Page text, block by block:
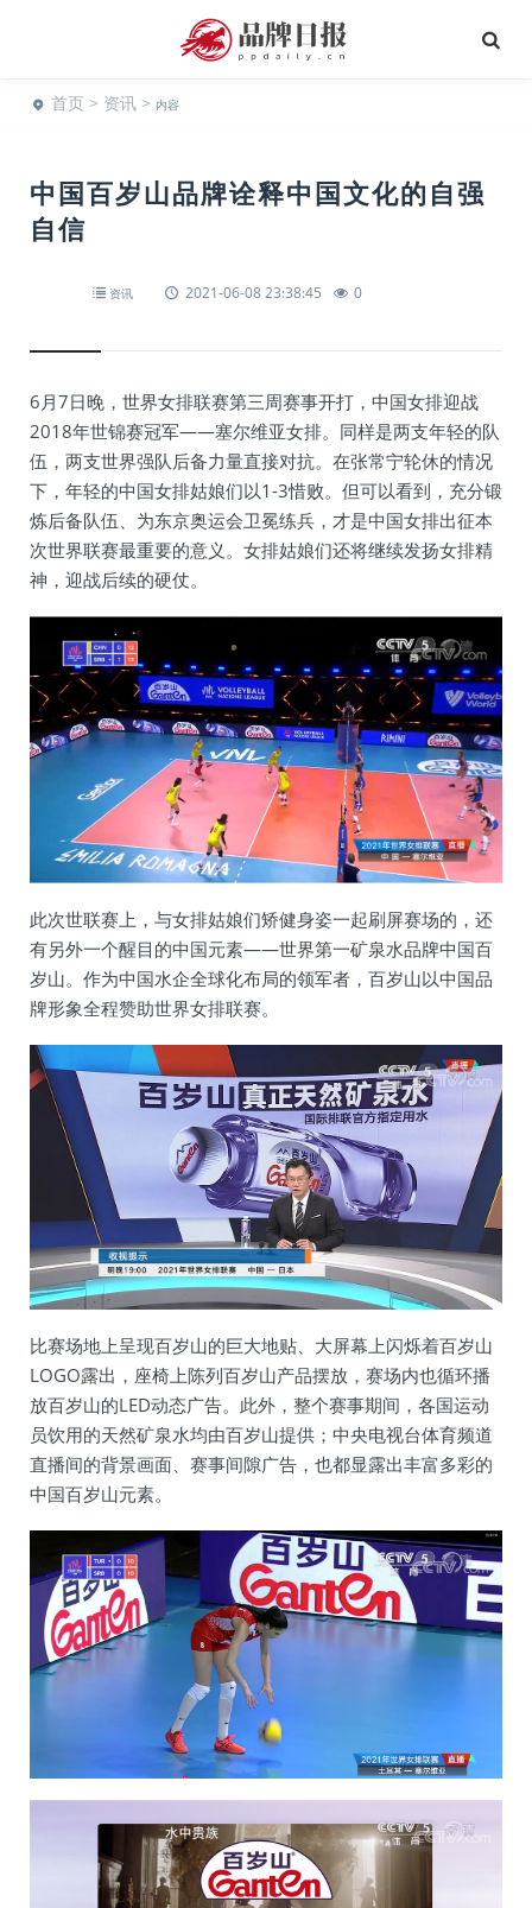
首页 > 资讯 > 内容
中国百岁山品牌诠释中国文化的自强
自信
资讯 2021-06-08 23:38:45 0
6月7日晚，世界女排联赛第三周赛事开打，中国女排迎战
2018年世锦赛冠军——塞尔维亚女排。同样是两支年轻的队
伍，两支世界强队后备力量直接对抗。在张常宁轮休的情况
下，年轻的中国女排姑娘们以1-3惜败。但可以看到，充分锻
炼后备队伍、为东京奥运会卫冕练兵，才是中国女排出征本
次世界联赛最重要的意义。女排姑娘们还将继续发扬女排精
神，迎战后续的硬仗。
此次世联赛上，与女排姑娘们矫健身姿一起刷屏赛场的，还
有另外一个醒目的中国元素——世界第一矿泉水品牌中国百
岁山。作为中国水企全球化布局的领军者，百岁山以中国品
牌形象全程赞助世界女排联赛。
比赛场地上呈现百岁山的巨大地贴、大屏幕上闪烁着百岁山
LOGO露出，座椅上陈列百岁山产品摆放，赛场内也循环播
放百岁山的LED动态广告。此外，整个赛事期间，各国运动
员饮用的天然矿泉水均由百岁山提供；中央电视台体育频道
直播间的背景画面、赛事间隙广告，也都显露出丰富多彩的
中国百岁山元素。